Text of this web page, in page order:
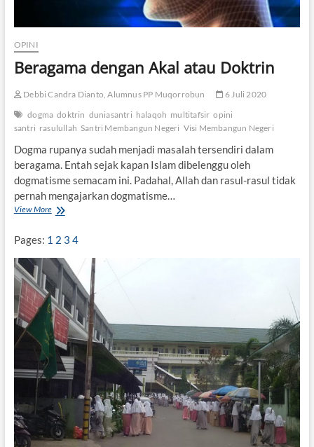
OPINI
Beragama dengan Akal atau Doktrin
Debbi Candra Dianto, Alumnus PP Muqorrobun
6 Juli 2020
dogma doktrin duniasantri halaqoh multitafsir opini
santri rasulullah Santri Membangun Negeri Visi Membangun Negeri
Dogma rupanya sudah menjadi masalah tersendiri dalam
beragama. Entah sejak kapan Islam dibelenggu oleh
dogmatisme semacam ini. Padahal, Allah dan rasul-rasul tidak
pernah mengajarkan dogmatisme…
View MoreB
a
g
m
a
d
e
n
g
n
k
a
l
a
Pages: 1 2 3 4